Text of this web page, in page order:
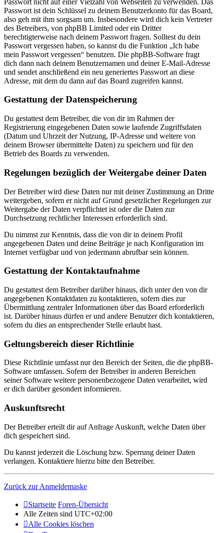
Passwort ist dein Schlüssel zu deinem Benutzerkonto für das Board,
also geh mit ihm sorgsam um. Insbesondere wird dich kein Vertreter
des Betreibers, von phpBB Limited oder ein Dritter
berechtigterweise nach deinem Passwort fragen. Solltest du dein
Passwort vergessen haben, so kannst du die Funktion „Ich habe
mein Passwort vergessen“ benutzen. Die phpBB-Software fragt
dich dann nach deinem Benutzernamen und deiner E-Mail-Adresse
und sendet anschließend ein neu generiertes Passwort an diese
Adresse, mit dem du dann auf das Board zugreifen kannst.
Gestattung der Datenspeicherung
Du gestattest dem Betreiber, die von dir im Rahmen der
Registrierung eingegebenen Daten sowie laufende Zugriffsdaten
(Datum und Uhrzeit der Nutzung, IP-Adresse und weitere von
deinem Browser übermittelte Daten) zu speichern und für den
Betrieb des Boards zu verwenden.
Regelungen bezüglich der Weitergabe deiner Daten
Der Betreiber wird diese Daten nur mit deiner Zustimmung an Dritte
weitergeben, sofern er nicht auf Grund gesetzlicher Regelungen zur
Weitergabe der Daten verpflichtet ist oder die Daten zur
Durchsetzung rechtlicher Interessen erforderlich sind.
Du nimmst zur Kenntnis, dass die von dir in deinem Profil
angegebenen Daten und deine Beiträge je nach Konfiguration im
Internet verfügbar und von jedermann abrufbar sein können.
Gestattung der Kontaktaufnahme
Du gestattest dem Betreiber darüber hinaus, dich unter den von dir
angegebenen Kontaktdaten zu kontaktieren, sofern dies zur
Übermittlung zentraler Informationen über das Board erforderlich
ist. Darüber hinaus dürfen er und andere Benutzer dich kontaktieren,
sofern du dies an entsprechender Stelle erlaubt hast.
Geltungsbereich dieser Richtlinie
Diese Richtlinie umfasst nur den Bereich der Seiten, die die phpBB-
Software umfassen. Sofern der Betreiber in anderen Bereichen
seiner Software weitere personenbezogene Daten verarbeitet, wird
er dich darüber gesondert informieren.
Auskunftsrecht
Der Betreiber erteilt dir auf Anfrage Auskunft, welche Daten über
dich gespeichert sind.
Du kannst jederzeit die Löschung bzw. Sperrung deiner Daten
verlangen. Kontaktiere hierzu bitte den Betreiber.
Zurück zur Anmeldemaske
Startseite Foren-Übersicht
Alle Zeiten sind UTC+02:00
Alle Cookies löschen